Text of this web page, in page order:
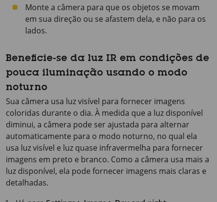
Monte a câmera para que os objetos se movam
em sua direção ou se afastem dela, e não para os
lados.
Beneficie-se da luz IR em condições de
pouca iluminação usando o modo
noturno
Sua câmera usa luz visível para fornecer imagens
coloridas durante o dia. À medida que a luz disponível
diminui, a câmera pode ser ajustada para alternar
automaticamente para o modo noturno, no qual ela
usa luz visível e luz quase infravermelha para fornecer
imagens em preto e branco. Como a câmera usa mais a
luz disponível, ela pode fornecer imagens mais claras e
detalhadas.